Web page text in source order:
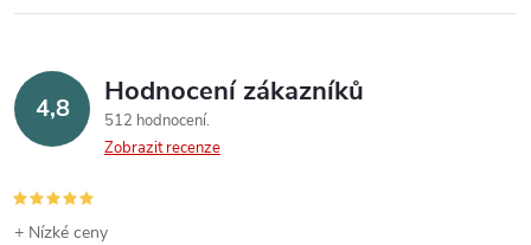
4,8 Hodnocení zákazníků
512 hodnocení
Zobrazit recenze
+ Nízké ceny